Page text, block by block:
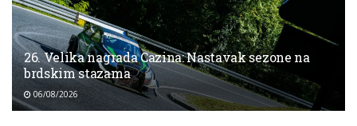
26. Velika nagrada Cazina: Nastavak sezone na
brdskim stazama
06/08/2026